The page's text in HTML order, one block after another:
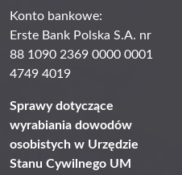
Konto bankowe:
Erste Bank Polska S.A. nr
88 1090 2369 0000 0001
4749 4019
Sprawy dotyczące
wyrabiania dowodów
osobistych w Urzędzie
Stanu Cywilnego UM